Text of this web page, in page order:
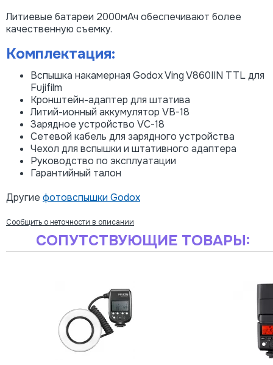
Литиевые батареи 2000мАч обеспечивают более
качественную съемку.
Комплектация:
Вспышка накамерная Godox Ving V860IIN TTL для
Fujifilm
Кронштейн-адаптер для штатива
Литий-ионный аккумулятор VB-18
Зарядное устройство VC-18
Сетевой кабель для зарядного устройства
Чехол для вспышки и штативного адаптера
Руководство по эксплуатации
Гарантийный талон
Другие фотовспышки Godox
Сообщить о неточности в описании
СОПУТСТВУЮЩИЕ ТОВАРЫ: